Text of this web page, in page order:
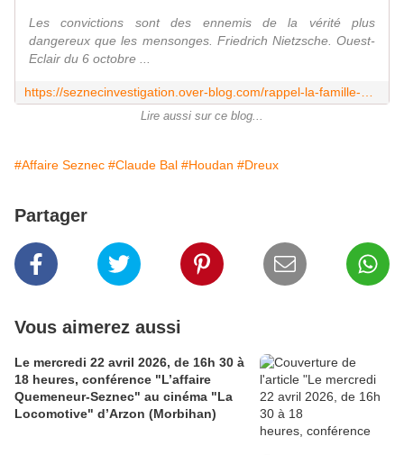
Les convictions sont des ennemis de la vérité plus
dangereux que les mensonges. Friedrich Nietzsche. Ouest-
Eclair du 6 octobre ...
Lire aussi sur ce blog...
#Affaire Seznec #Claude Bal #Houdan #Dreux
Partager
Vous aimerez aussi
Le mercredi 22 avril 2026, de 16h 30 à
18 heures, conférence "L’affaire
Quemeneur-Seznec" au cinéma "La
Locomotive" d’Arzon (Morbihan)